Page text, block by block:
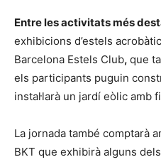
Entre les activitats més
exhibicions d’estels
Barcelona Estels Club, que
els participants puguin
instal·larà un jardí eòlic amb
La jornada també comptarà
BKT que exhibirà alguns